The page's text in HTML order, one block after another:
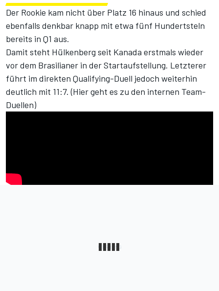
Der Rookie kam nicht über Platz 16 hinaus und schied
ebenfalls denkbar knapp mit etwa fünf Hundertsteln
bereits in Q1 aus.
Damit steht Hülkenberg seit Kanada erstmals wieder
vor dem Brasilianer in der Startaufstellung. Letzterer
führt im direkten Qualifying-Duell jedoch weiterhin
deutlich mit 11:7. (Hier geht es zu den internen Team-
Duellen)